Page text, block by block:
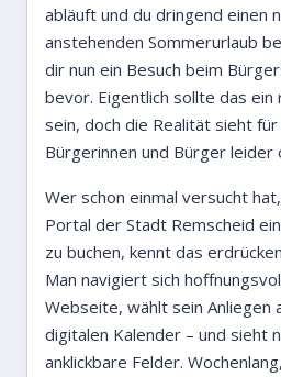
abläuft und du dringend einen
anstehenden Sommerurlaub
dir nun ein Besuch beim
bevor. Eigentlich sollte das ein
sein, doch die Realität sieht
Bürgerinnen und Bürger leider
Wer schon einmal versucht
Portal der Stadt Remscheid
zu buchen, kennt das
Man navigiert sich
Webseite, wählt sein Anliegen
digitalen Kalender – und sieht
anklickbare Felder.